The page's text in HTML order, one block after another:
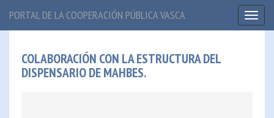
PORTAL DE LA COOPERACIÓN PÚBLICA VASCA
COLABORACIÓN CON LA ESTRUCTURA DEL
DISPENSARIO DE MAHBES.